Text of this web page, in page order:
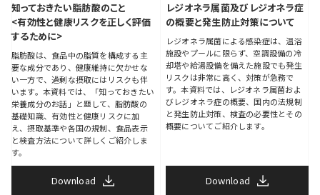
知っておきたい脂肪酸のこと
<有効性と健康リスクを正しく評価
するために>
脂肪酸は、食品中の脂質を構成する主
要な成分であり、健康維持に欠かせな
い一方で、過剰な摂取にはリスクも伴
います。本資料では、「知っておきたい
栄養成分のお話」と題して、脂肪酸の
基礎知識、有効性と健康リスクに加
え、摂取基準や各国の規制、食品表示
と検査方法について詳しくご紹介しま
す。
Download
レジオネラ属菌及びレジオネラ症
の概要と発生防止対策について
レジオネラ属菌による感染症は、温浴
施設やプールに限らず、空調設備の冷
却塔や給湯設備を備えた施設でも発生
リスクは非常に高く、対策が急務で
す。本資料では、レジオネラ属菌およ
びレジオネラ症の概要、国内の法規制
と発生防止対策、検査の必要性とその
概要についてご紹介します。
Download